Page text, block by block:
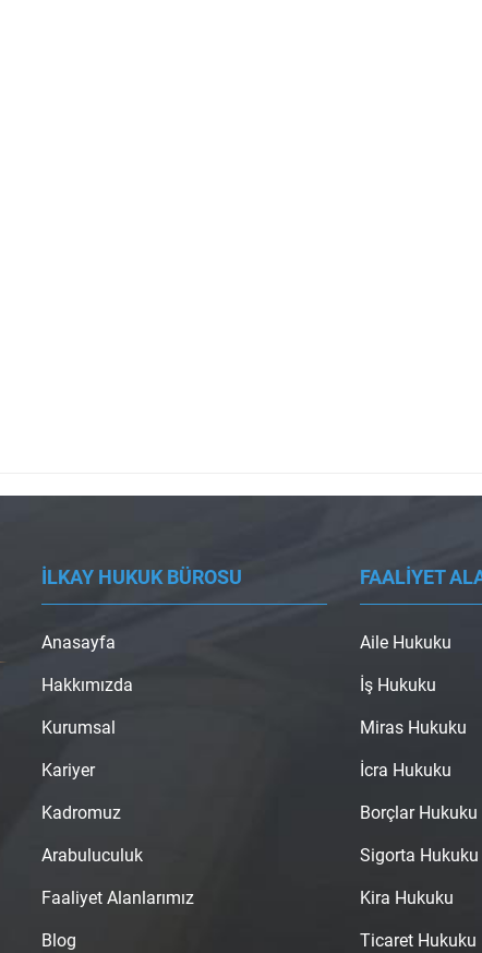
İLKAY HUKUK BÜROSU
Anasayfa
Hakkımızda
Kurumsal
Kariyer
Kadromuz
Arabuluculuk
Faaliyet Alanlarımız
Blog
FAALİYET
Aile Hukuku
İş Hukuku
Miras Hukuku
İcra Hukuku
Borçlar Hukuku
Sigorta Hukuku
Kira Hukuku
Ticaret Hukuku